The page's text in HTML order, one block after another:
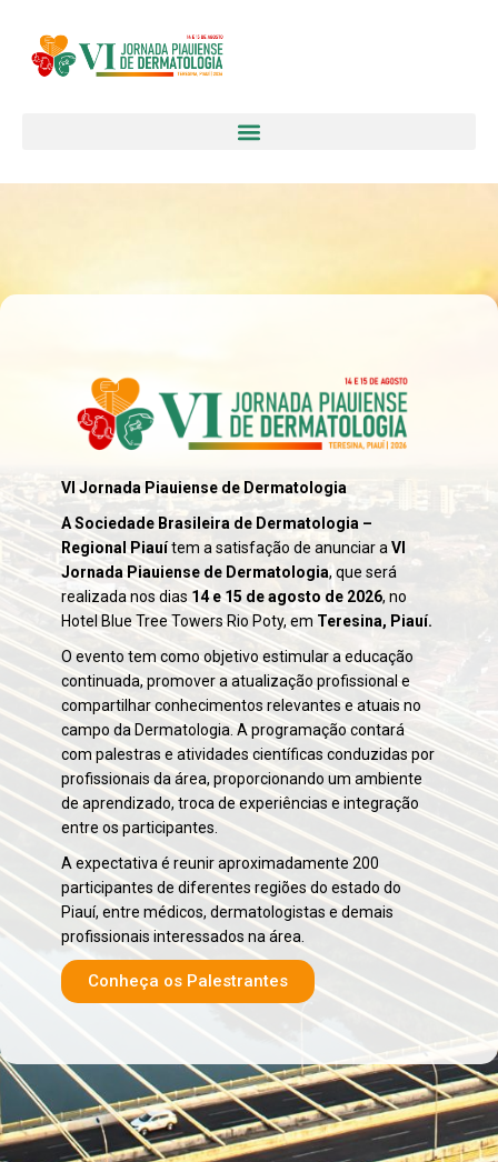
VI Jornada Piauiense de Dermatologia
A Sociedade Brasileira de Dermatologia –
Regional Piauítem a satisfação de anunciar a VI
Jornada Piauiense de Dermatologia, que será
realizada nos dias 14 e 15 de agosto de 2026, no
Hotel Blue Tree Towers Rio Poty, em Teresina, Piauí.
O evento tem como objetivo estimular a educação
continuada, promover a atualização profissional e
compartilhar conhecimentos relevantes e atuais no
campo da Dermatologia. A programação contará
com palestras e atividades científicas conduzidas por
profissionais da área, proporcionando um ambiente
de aprendizado, troca de experiências e integração
entre os participantes.
A expectativa é reunir aproximadamente 200
participantes de diferentes regiões do estado do
Piauí, entre médicos, dermatologistas e demais
profissionais interessados na área.
Conheça os Palestrantes